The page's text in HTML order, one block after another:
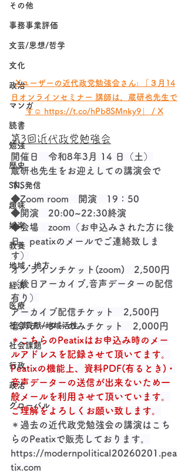
その他
事務事業評価
文芸/思想/哲学
文化
政治
マンガ
読書
勉強
歴史
SNS発信
趣味
娯楽
教養
地域・地方
経済
医療
社会貢献/地域活性
社会課題
行政
政治
グローバル
Xユーザーの近代政党勉強会さん: 「３月14
日オンラインセミナー 講師は、蔵研也先生で
す☺️ https://t.co/hPb8SMnky9」 / X
第3回近代政党勉強会
開催日　令和8年3月 14 日（土）
蔵研也先生をお迎えしての講演会で
す。
◆Zoom room　開演　19：50
◆開演　20:00~22:30終演
◆会場　zoom（お申込みされた方に後
日、peatixのメールでご連絡致しま
す）
オンラインチケット(zoom)　2,500円
（後日アーカイブ,音声データーの配信
有り）
アーカイブ配信チケット　2,500円
音声データーのみチケット　2,000円
＊こちらのPeatixはお申込み時のメー
ルアドレスを記録させて頂いてます。
Peatixの機能上、資料PDF(有るとき)・
音声データーの送信が出来ないため一
般メールを利用させて頂いています。
ご理解をよろしくお願い致します。
＊過去の近代政党勉強会の講演はこち
らのPeatixで販売しております。
https://modernpolitical20260201.pea
tix.com